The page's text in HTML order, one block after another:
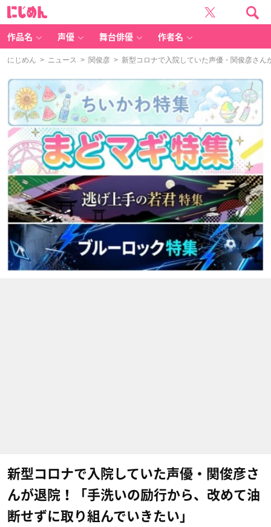
作品名 声優 舞台俳優 作者名
にじめん > ニュース > 関俊彦 > 新型コロナで入院していた声優・関俊彦さん
新型コロナで入院していた声優・関俊彦さ
んが退院！「手洗いの励行から、改めて油
断せずに取り組んでいきたい」